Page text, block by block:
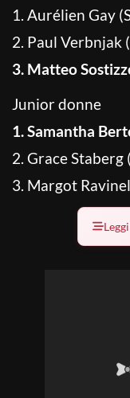
1. Aurélien Gay
2. Paul Verbnjak
3. Matteo
Junior donne
1. Samantha
2. Grace Staberg
3. Margot